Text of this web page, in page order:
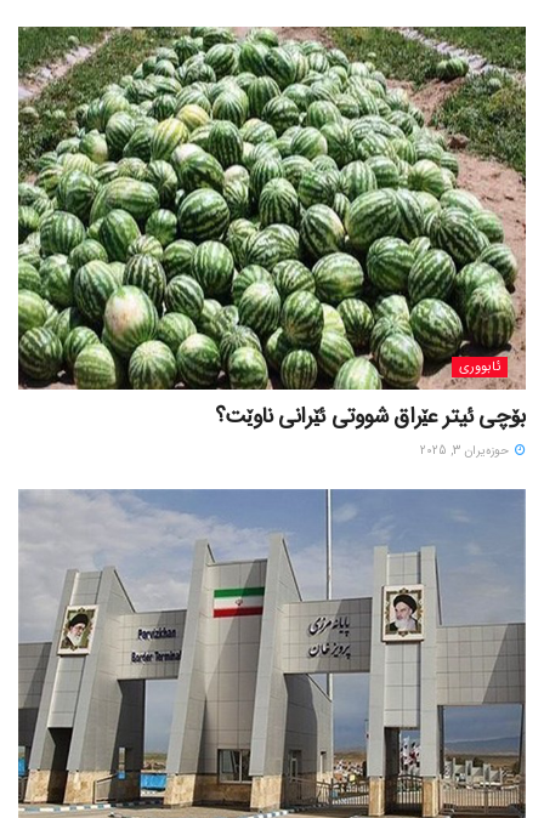
ئابووری
بۆچی ئیتر عێراق شووتی ئێرانی ناوێت؟
حوزه‌یران 3, 2025